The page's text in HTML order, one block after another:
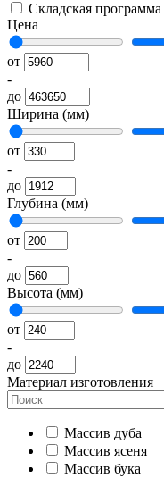
Складская программа
Цена
от
-
до
Ширина (мм)
от
-
до
Глубина (мм)
от
-
до
Высота (мм)
от
-
до
Материал изготовления
Массив дуба
Массив ясеня
Массив бука